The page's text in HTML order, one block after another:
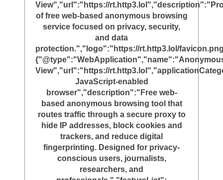
View","url":"https://
of free web-based anonymous browsing
service focused on privacy, security,
and data
protection.","logo":"https://rt.http3.lol/
View","url":"https://
JavaScript-enabled
browser","description":"Free web-
based anonymous browsing tool that
routes traffic through a secure proxy to
hide IP addresses, block cookies and
trackers, and reduce digital
fingerprinting. Designed for privacy-
conscious users, journalists,
researchers, and